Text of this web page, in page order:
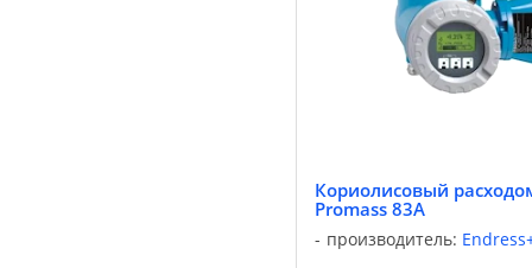
Кориолисовый
Promass 83A
производитель: